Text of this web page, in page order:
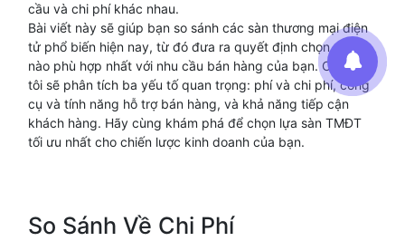
cầu và chi phí khác nhau.
Bài viết này sẽ giúp bạn so sánh các sàn thương mại điện
tử phổ biến hiện nay, từ đó đưa ra quyết định chọn sàn
nào phù hợp nhất với nhu cầu bán hàng của bạn. Chúng
tôi sẽ phân tích ba yếu tố quan trọng: phí và chi phí, công
cụ và tính năng hỗ trợ bán hàng, và khả năng tiếp cận
khách hàng. Hãy cùng khám phá để chọn lựa sàn TMĐT
tối ưu nhất cho chiến lược kinh doanh của bạn.
So Sánh Về Chi Phí